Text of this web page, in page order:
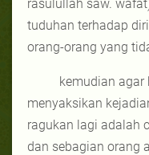
rasulullah saw.
tuduhan terhadap
orang-orang yang
kemudian
menyaksikan
ragukan lagi adalah
dan sebagian orang